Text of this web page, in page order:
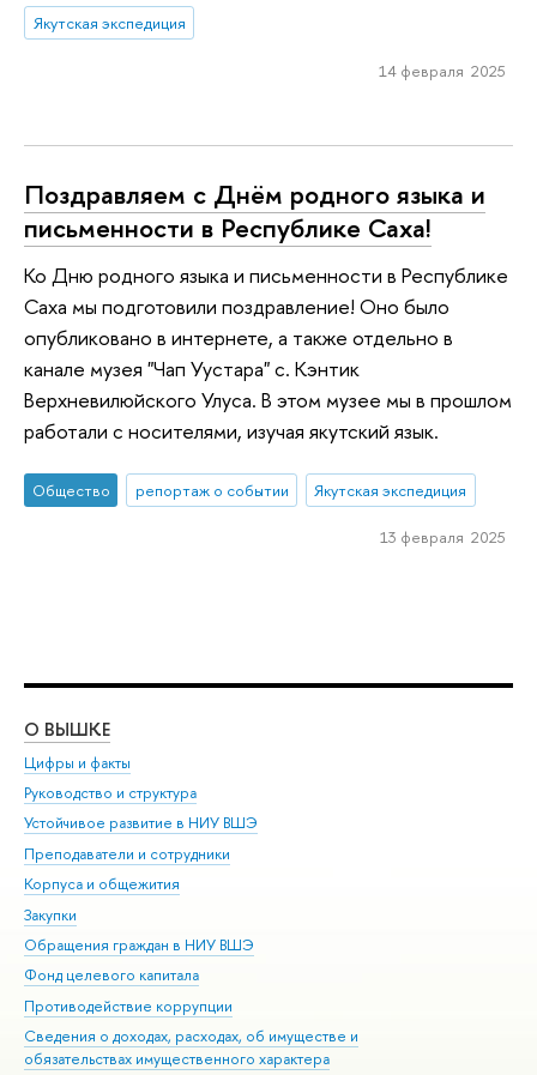
Якутская экспедиция
14 февраля 2025
Поздравляем с Днём родного языка и
письменности в Республике Саха!
Ко Дню родного языка и письменности в Республике
Саха мы подготовили поздравление! Оно было
опубликовано в интернете, а также отдельно в
канале музея "Чап Уустара" с. Кэнтик
Верхневилюйского Улуса. В этом музее мы в прошлом
работали с носителями, изучая якутский язык.
Общество репортаж о событии Якутская экспедиция
13 февраля 2025
О ВЫШКЕ
Цифры и факты
Руководство и структура
Устойчивое развитие в НИУ ВШЭ
Преподаватели и сотрудники
Корпуса и общежития
Закупки
Обращения граждан в НИУ ВШЭ
Фонд целевого капитала
Противодействие коррупции
Сведения о доходах, расходах, об имуществе и
обязательствах имущественного характера